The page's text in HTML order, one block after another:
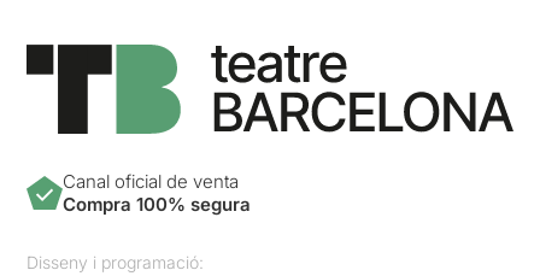
Canal oficial de venta
Compra 100% segura
Disseny i programació: